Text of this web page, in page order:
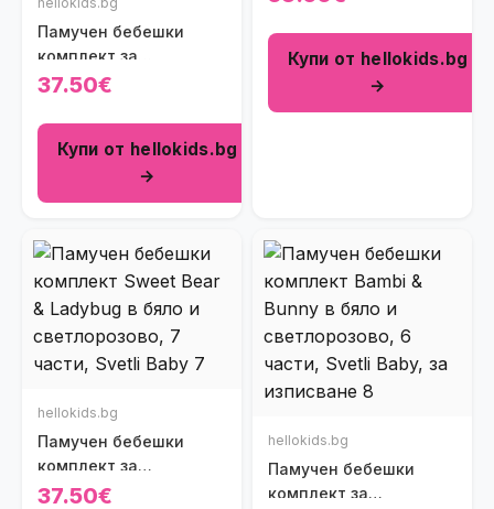
Памучен бебешки
комплект за
изписване Sweet Bear
светлорозово на
райенца (7 части)
37.50€
Купи от hellokids.bg
→
розово (7 части)
Купи от hellokids.bg
→
hellokids.bg
Памучен бебешки
комплект за
изписване Sweet Bear
37.50€
hellokids.bg
Памучен бебешки
комплект за